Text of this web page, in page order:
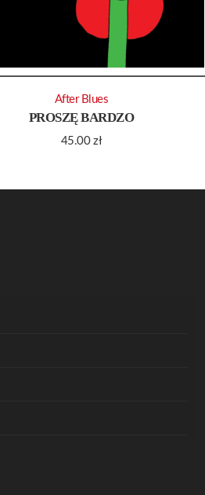
PROSZĘ BARDZO
45.00zł
After Blues